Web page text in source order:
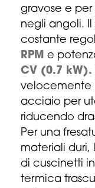
gravose e per
negli angoli.
costante
RPM e
CV (0.7 kW).
velocemente
acciaio per
riducendo
Per una
materiali duri,
di cuscinetti
termica